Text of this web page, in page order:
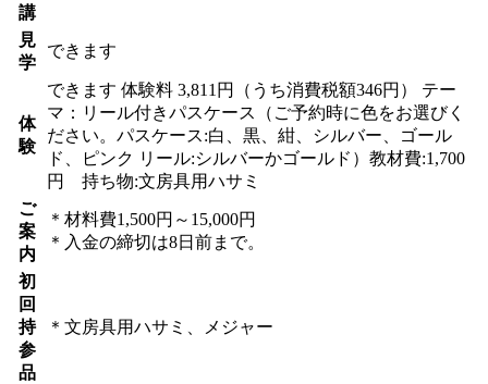
講
見
学
できます
体
験
できます 体験料 3,811円（うち消費税額346円） テー
マ：リール付きパスケース（ご予約時に色をお選びく
ださい。パスケース:白、黒、紺、シルバー、ゴール
ド、ピンク リール:シルバーかゴールド）教材費:1,700
円 持ち物:文房具用ハサミ
ご
案
内
＊材料費1,500円～15,000円
＊入金の締切は8日前まで。
初
回
持
参
品
＊文房具用ハサミ、メジャー